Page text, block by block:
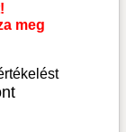
meg